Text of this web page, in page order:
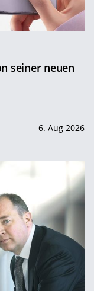
seiner neuen
6. Aug 2026